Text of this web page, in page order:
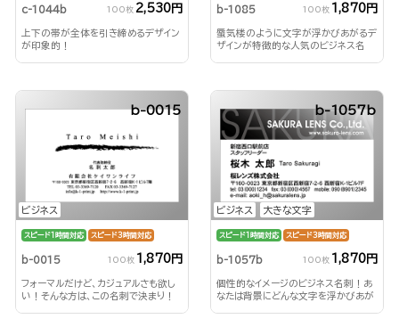
c-1044b 100枚 2,530円
上下の帯が全体を引き締めるデザイン
が印象的！
b-1085 100枚 1,870円
蜃気楼のように文字が浮かびあがるデ
ザインが特徴的な人気のビジネス名
ビジネス
b-0015
スピード1時間対応 スピード3時間対応
b-0015 100枚 1,870円
フォーマルだけど、カジュアルさも欲し
い！そんな方は、この名刺で決まり！
ビジネス 大きな文字
b-1057b
スピード1時間対応 スピード3時間対応
b-1057b 100枚 1,870円
個性的なイメージのビジネス名刺！あ
なたは背景にどんな文字を浮かびあが